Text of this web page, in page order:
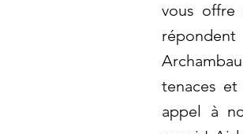
vous offre
tenaces
appel à